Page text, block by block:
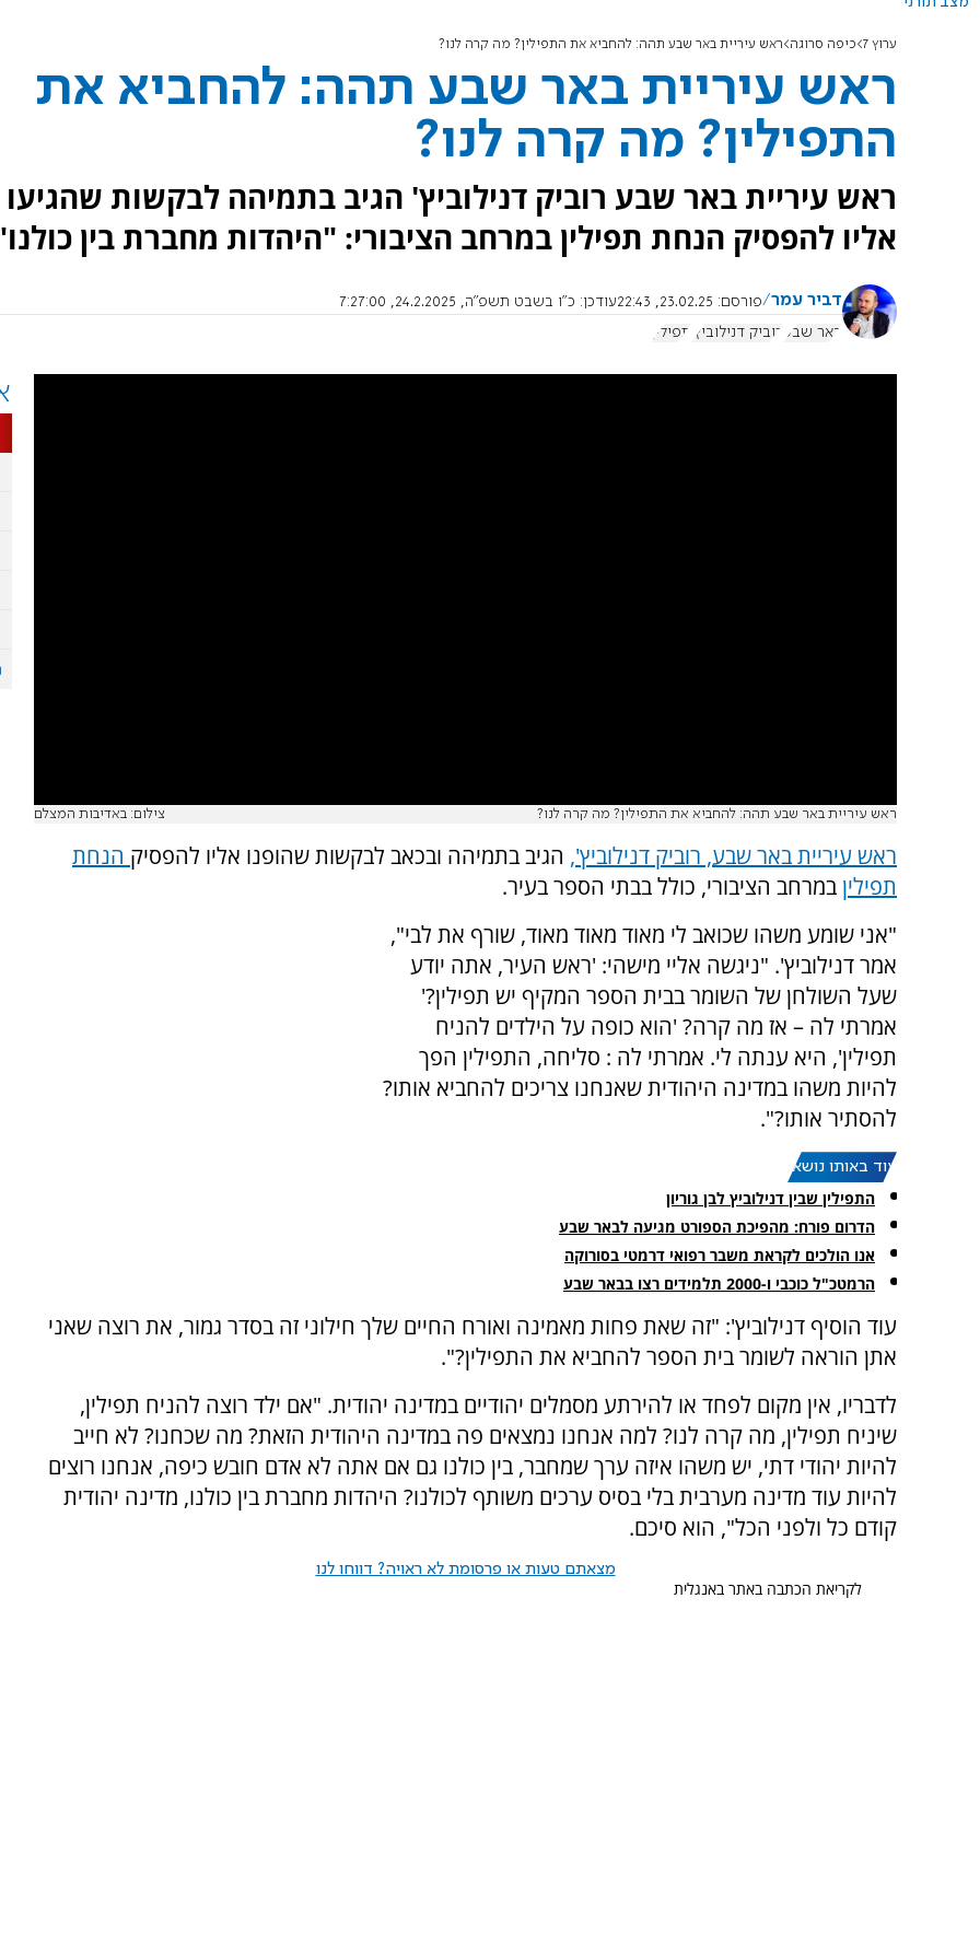
ערוץ 7 כיפה סרוגה ראש עיריית באר שבע תהה: להחביא את התפילין? מה קרה לנו?
ראש עיריית באר שבע תהה: להחביא את
התפילין? מה קרה לנו?
ראש עיריית באר שבע רוביק דנילוביץ' הגיב בתמיהה לבקשות שהגיעו
אליו להפסיק הנחת תפילין במרחב הציבורי: "היהדות מחברת בין
דביר עמר פורסם: 23.02.25, 22:43 עודכן: כ"ו בשבט תשפ"ה, 24.2.2025, 7:27:00
באר שבע רוביק דנילוביץ' תפילין
ראש עיריית באר שבע תהה: להחביא את התפילין? מה קרה לנו? צילום: באדיבות המצלם
ראש עיריית באר שבע, רוביק דנילוביץ', הגיב בתמיהה ובכאב לבקשות שהופנו אליו להפסיק הנחת
תפילין במרחב הציבורי, כולל בבתי הספר בעיר.
"אני שומע משהו שכואב לי מאוד מאוד מאוד, שורף את לבי",
אמר דנילוביץ'. "ניגשה אליי מישהי: 'ראש העיר, אתה יודע
שעל השולחן של השומר בבית הספר המקיף יש תפילין?'
אמרתי לה – אז מה קרה? 'הוא כופה על הילדים להניח
תפילין', היא ענתה לי. אמרתי לה : סליחה, התפילין הפך
להיות משהו במדינה היהודית שאנחנו צריכים להחביא אותו?
להסתיר אותו?".
עוד באותו נושא:
התפילין שבין דנילוביץ לבן גוריון
הדרום פורח: מהפיכת הספורט מגיעה לבאר שבע
אנו הולכים לקראת משבר רפואי דרמטי בסורוקה
הרמטכ"ל כוכבי ו-2000 תלמידים רצו בבאר שבע
עוד הוסיף דנילוביץ': "זה שאת פחות מאמינה ואורח החיים שלך חילוני זה בסדר גמור, את רוצה שאני
אתן הוראה לשומר בית הספר להחביא את התפילין?".
לדבריו, אין מקום לפחד או להירתע מסמלים יהודיים במדינה יהודית. "אם ילד רוצה להניח תפילין,
שיניח תפילין, מה קרה לנו? למה אנחנו נמצאים פה במדינה היהודית הזאת? מה שכחנו? לא חייב
להיות יהודי דתי, יש משהו איזה ערך שמחבר, בין כולנו גם אם אתה לא אדם חובש כיפה, אנחנו רוצים
להיות עוד מדינה מערבית בלי בסיס ערכים משותף לכולנו? היהדות מחברת בין כולנו, מדינה יהודית
קודם כל ולפני הכל", הוא סיכם.
מצאתם טעות או פרסומת לא ראויה? דווחו לנו
לקריאת הכתבה באתר באנגלית